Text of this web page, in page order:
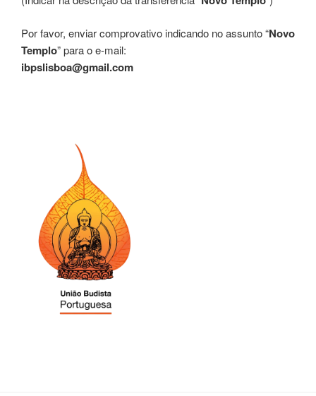
Por favor, enviar comprovativo indicando no assunto “Novo
Templo” para o e-mail:
ibpslisboa@gmail.com